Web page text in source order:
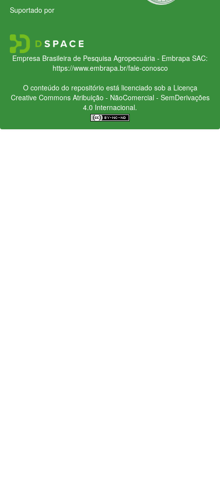
Suportado por
Empresa Brasileira de Pesquisa Agropecuária - Embrapa SAC:
https://www.embrapa.br/fale-conosco
O conteúdo do repositório está licenciado sob a Licença
Creative CommonsAtribuição - NãoComercial - SemDerivações
4.0 Internacional.